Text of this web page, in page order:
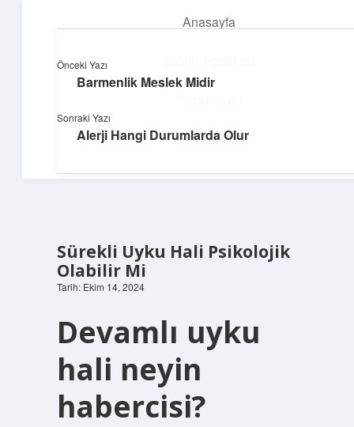
Anasayfa
Hakkımızda
Hızlı hikayelerle gününü şenlendir!
Sürekli Uyku Hali Psikolojik
Olabilir Mi
Tarih: Ekim 14, 2024
Devamlı uyku
hali neyin
habercisi?
Önceki Yazı
Barmenlik Meslek Midir
Sonraki Yazı
Alerji Hangi Durumlarda Olur